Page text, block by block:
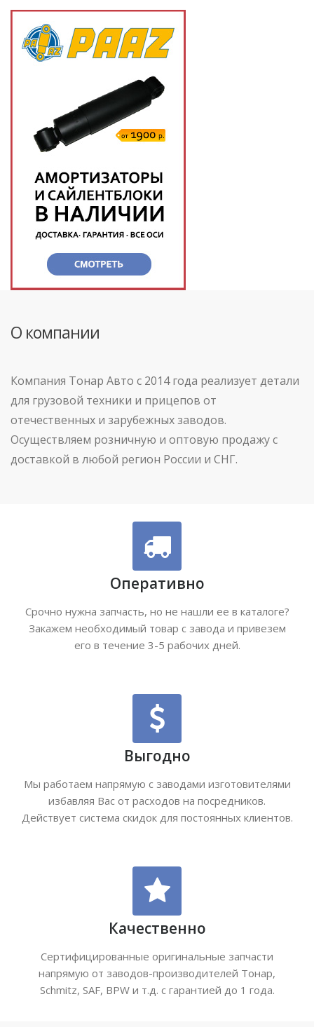
О компании
Компания Тонар Авто с 2014 года реализует детали
для грузовой техники и прицепов от
отечественных и зарубежных заводов.
Осуществляем розничную и оптовую продажу с
доставкой в любой регион России и СНГ.
Оперативно
Срочно нужна запчасть, но не нашли ее в каталоге?
Закажем необходимый товар с завода и привезем
его в течение 3-5 рабочих дней.
Выгодно
Мы работаем напрямую с заводами изготовителями
избавляя Вас от расходов на посредников.
Действует система скидок для постоянных клиентов.
Качественно
Сертифицированные оригинальные запчасти
напрямую от заводов-производителей Тонар,
Schmitz, SAF, BPW и т.д. с гарантией до 1 года.